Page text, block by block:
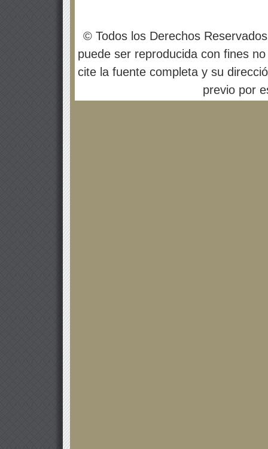
© Todos los Derechos
puede ser reproducida con fines
cite la fuente completa y su
previo por